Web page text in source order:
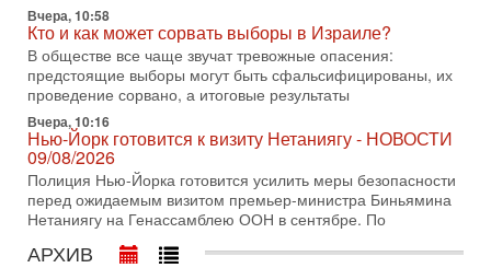
3-08-2026, 08:32
Трамп и Иран: последний шанс - НОВОСТИ
03/08/2026
Президент США Дональд Трамп объявил о возобновлении
переговоров с Ираном, но Тегеран пока не подтвердил
готовность к диалогу. По словам американского
2-08-2026, 08:42
Трамп отменил удар по Ирану - НОВОСТИ
02/08/2026
Президент США Дональд Трамп сегодня заявил об отмене
подготовленного удара по Ирану после обращений
Тегерана и других стран региона. По его словам,
Вчера, 10:58
Кто и как может сорвать выборы в Израиле?
В обществе все чаще звучат тревожные опасения:
предстоящие выборы могут быть сфальсифицированы, их
проведение сорвано, а итоговые результаты
Вчера, 10:16
Нью-Йорк готовится к визиту Нетаниягу - НОВОСТИ
09/08/2026
Полиция Нью-Йорка готовится усилить меры безопасности
перед ожидаемым визитом премьер-министра Биньямина
Нетаниягу на Генассамблею ООН в сентябре. По
АРХИВ